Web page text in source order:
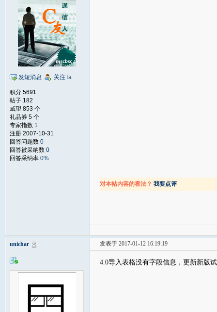
发短消息 关注Ta
积分 5691
帖子 182
威望 853 个
礼品券 5 个
专家指数 1
注册 2007-10-31
回答问题数 0
回答被采纳数 0
回答采纳率 0%
对本帖内容的看法？ 我要点评
unichar 发表于 2017-01-12 16:19:19
4.0导入表格没有字段信息，更新新版